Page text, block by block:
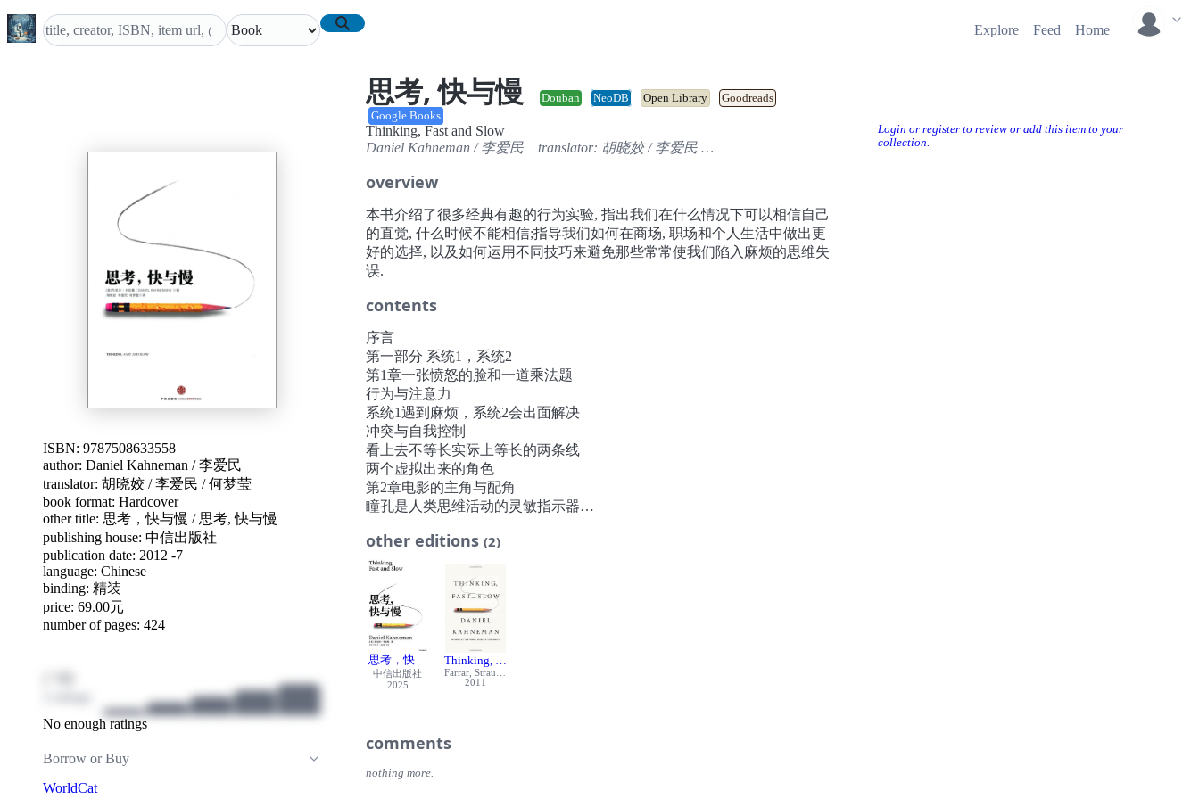
Explore Feed Home
思考, 快与慢 Douban NeoDB Open Library
Goodreads
Google Books
Login or register to review or add this item to your
collection.
ISBN: 9787508633558
author: Daniel Kahneman /李爱民
translator: 胡晓姣 /李爱民 /何梦莹
book format: Hardcover
other title: 思考，快与慢 / 思考, 快与慢
publishing house: 中信出版社
publication date: 2012 -7
language: Chinese
binding: 精装
price: 69.00元
number of pages: 424
No enough ratings
Borrow or Buy
WorldCat
Thinking, Fast and Slow
Daniel Kahneman/李爱民 translator: 胡晓姣/李爱民…
overview
本书介绍了很多经典有趣的行为实验, 指出我们在什么情况下可以相信自己
的直觉, 什么时候不能相信;指导我们如何在商场, 职场和个人生活中做出更
好的选择, 以及如何运用不同技巧来避免那些常常使我们陷入麻烦的思维失
误.
contents
序言
第一部分 系统1，系统2
第1章一张愤怒的脸和一道乘法题
行为与注意力
系统1遇到麻烦，系统2会出面解决
冲突与自我控制
看上去不等长实际上等长的两条线
两个虚拟出来的角色
第2章电影的主角与配角
瞳孔是人类思维活动的灵敏指示器
第3章 惰性思维与延迟满足的矛盾
又累又饿的保释官更可能否定保释申请
脱口而出的错误答案
今天得到1000美元，1年后得到10000美元，你选哪个？
第4章 联想的神奇力量
启动效应：让人不知不觉微笑的铅笔
你会自觉投到盒子里多少钱？
第5章 你的直觉有可能只是错觉
由记忆造成的错觉
创新是发生在能让人联想无限的环境中的
第6章 意料之外与情理之中
other editions (2)
思考，快与慢
中信出版社
2025
Thinking, Fast and Slow
Farrar, Straus and Giroux
2011
comments
nothing more.